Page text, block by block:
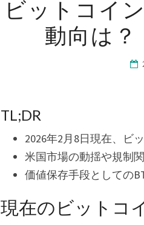
ビットコイ
動向は？
TL;DR
2026年2月8日現在、ビ
米国市場の動揺や規制
価値保存手段としての
現在のビットコ